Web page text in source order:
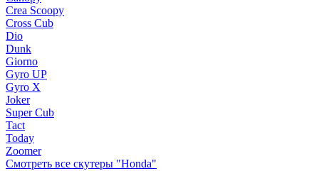
Crea Scoopy
Cross Cub
Dio
Dunk
Giorno
Gyro UP
Gyro X
Joker
Super Cub
Tact
Today
Zoomer
Смотреть все скутеры "Honda"